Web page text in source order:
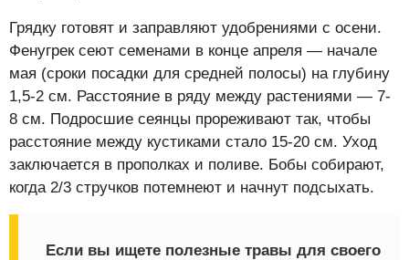
Грядку готовят и заправляют удобрениями с осени.
Фенугрек сеют семенами в конце апреля — начале
мая (сроки посадки для средней полосы) на глубину
1,5-2 см. Расстояние в ряду между растениями — 7-
8 см. Подросшие сеянцы прореживают так, чтобы
расстояние между кустиками стало 15-20 см. Уход
заключается в прополках и поливе. Бобы собирают,
когда 2/3 стручков потемнеют и начнут подсыхать.
Если вы ищете полезные травы для своего